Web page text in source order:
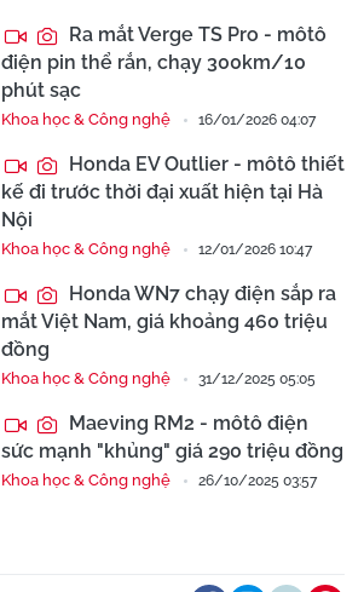
Ra mắt Verge TS Pro - môtô
điện pin thể rắn, chạy 300km/10
phút sạc
Khoa học & Công nghệ 16/01/2026 04:07
Honda EV Outlier - môtô thiết
kế đi trước thời đại xuất hiện tại Hà
Nội
Khoa học & Công nghệ 12/01/2026 10:47
Honda WN7 chạy điện sắp ra
mắt Việt Nam, giá khoảng 460 triệu
đồng
Khoa học & Công nghệ 31/12/2025 05:05
Maeving RM2 - môtô điện
sức mạnh "khủng" giá 290 triệu đồng
Khoa học & Công nghệ 26/10/2025 03:57